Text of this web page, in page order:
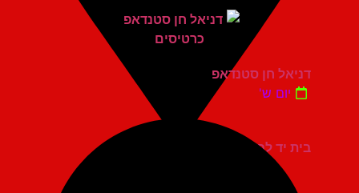
בית יד לבנים אשדוד
דניאל חן סטנדאפ
יום ש'